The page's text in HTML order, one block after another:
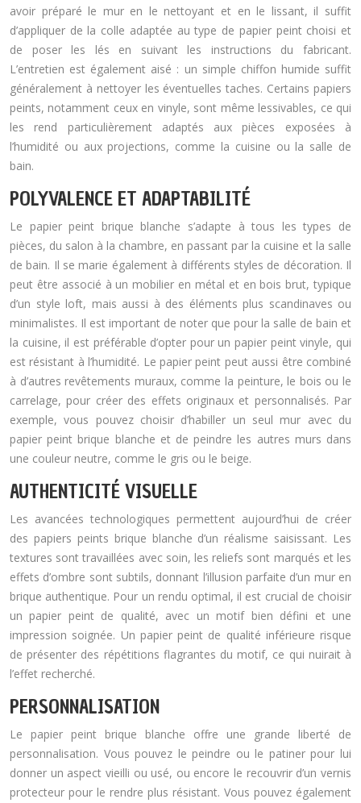
avoir préparé le mur en le nettoyant et en le lissant, il suffit
d’appliquer de la colle adaptée au type de papier peint choisi et
de poser les lés en suivant les instructions du fabricant.
L’entretien est également aisé : un simple chiffon humide suffit
généralement à nettoyer les éventuelles taches. Certains papiers
peints, notamment ceux en vinyle, sont même lessivables, ce qui
les rend particulièrement adaptés aux pièces exposées à
l’humidité ou aux projections, comme la cuisine ou la salle de
bain.
POLYVALENCE ET ADAPTABILITÉ
Le papier peint brique blanche s’adapte à tous les types de
pièces, du salon à la chambre, en passant par la cuisine et la salle
de bain. Il se marie également à différents styles de décoration. Il
peut être associé à un mobilier en métal et en bois brut, typique
d’un style loft, mais aussi à des éléments plus scandinaves ou
minimalistes. Il est important de noter que pour la salle de bain et
la cuisine, il est préférable d’opter pour un papier peint vinyle, qui
est résistant à l’humidité. Le papier peint peut aussi être combiné
à d’autres revêtements muraux, comme la peinture, le bois ou le
carrelage, pour créer des effets originaux et personnalisés. Par
exemple, vous pouvez choisir d’habiller un seul mur avec du
papier peint brique blanche et de peindre les autres murs dans
une couleur neutre, comme le gris ou le beige.
AUTHENTICITÉ VISUELLE
Les avancées technologiques permettent aujourd’hui de créer
des papiers peints brique blanche d’un réalisme saisissant. Les
textures sont travaillées avec soin, les reliefs sont marqués et les
effets d’ombre sont subtils, donnant l’illusion parfaite d’un mur en
brique authentique. Pour un rendu optimal, il est crucial de choisir
un papier peint de qualité, avec un motif bien défini et une
impression soignée. Un papier peint de qualité inférieure risque
de présenter des répétitions flagrantes du motif, ce qui nuirait à
l’effet recherché.
PERSONNALISATION
Le papier peint brique blanche offre une grande liberté de
personnalisation. Vous pouvez le peindre ou le patiner pour lui
donner un aspect vieilli ou usé, ou encore le recouvrir d’un vernis
protecteur pour le rendre plus résistant. Vous pouvez également